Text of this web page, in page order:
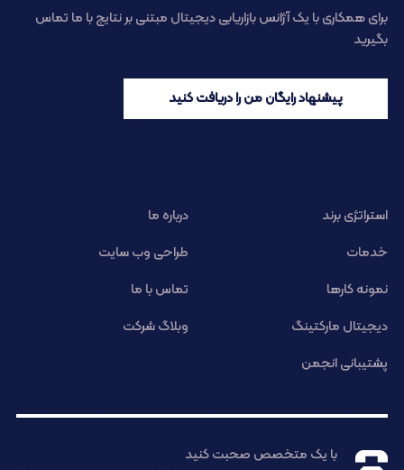
برای همکاری با یک آژانس بازاریابی دیجیتال مبتنی بر نتایج با ما تماس
بگیرید
پیشنهاد رایگان من را دریافت کنید
استراتژی برند
درباره ما
خدمات
طراحی وب سایت
نمونه کارها
تماس با ما
دیجیتال مارکتینگ
وبلاگ شرکت
پشتیبانی انجمن
با یک متخصص صحبت کنید